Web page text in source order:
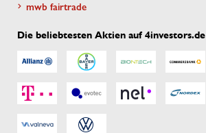
mwb fairtrade
Die beliebtesten Aktien auf 4investors.de